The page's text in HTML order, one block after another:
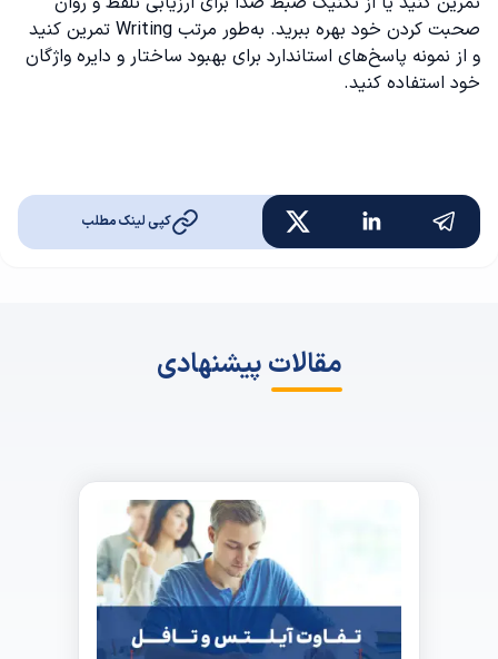
صحبت کردن خود بهره ببرید. به‌طور مرتب Writing تمرین کنید
و از نمونه پاسخ‌های استاندارد برای بهبود ساختار و دایره واژگان
خود استفاده کنید.
کپی لینک مطلب
مقالات پیشنهادی